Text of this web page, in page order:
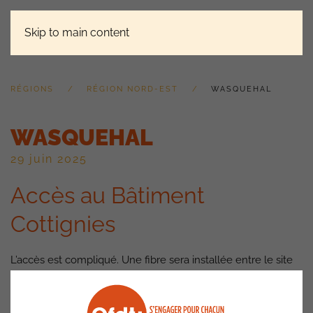
Skip to main content
RÉGIONS RÉGION NORD-EST WASQUEHAL
WASQUEHAL
29 juin 2025
Accès au Bâtiment
Cottignies
L’accès est compliqué. Une fibre sera installée entre le site
lecteurs de badge avec une révision complète des
câblages. De même, la centrale réseau, qui fournit une